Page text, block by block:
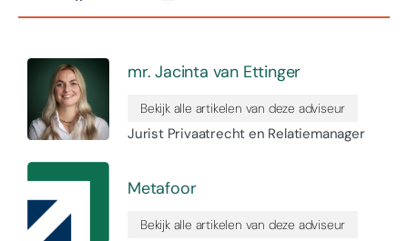
mr. Jacinta van Ettinger
Bekijk alle artikelen van deze adviseur
Jurist Privaatrecht en Relatiemanager
Metafoor
Bekijk alle artikelen van deze adviseur